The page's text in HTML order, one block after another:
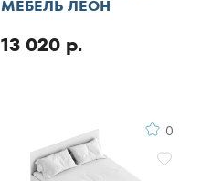
МЕБЕЛЬ ЛЕОН
13 020 р.
0